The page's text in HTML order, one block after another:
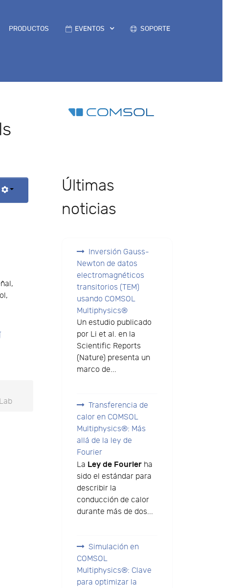
PRODUCTOS EVENTOS SOPORTE
Últimas
noticias
Inversión Gauss-
Newton de datos
electromagnéticos
transitorios (TEM)
usando COMSOL
Multiphysics®
Un estudio publicado
por Li et al. en la
Scientific Reports
(Nature) presenta un
marco de...
Transferencia de
calor en COMSOL
Multiphysics®: Más
allá de la ley de
Fourier
La Ley de Fourierha
sido el estándar para
describir la
conducción de calor
durante más de dos...
Simulación en
COMSOL
Multiphysics®: Clave
para optimizar la